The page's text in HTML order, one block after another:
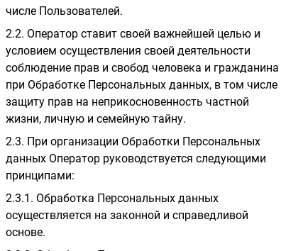
числе Пользователей.
2.2. Оператор ставит своей важнейшей целью и
условием осуществления своей деятельности
соблюдение прав и свобод человека и гражданина
при Обработке Персональных данных, в том числе
защиту прав на неприкосновенность частной
жизни, личную и семейную тайну.
2.3. При организации Обработки Персональных
данных Оператор руководствуется следующими
принципами:
2.3.1. Обработка Персональных данных
осуществляется на законной и справедливой
основе.